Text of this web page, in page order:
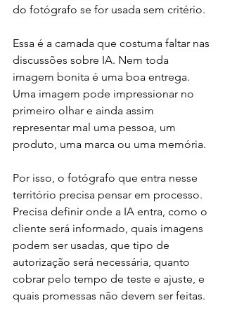
do fotógrafo se for usada sem critério.
Essa é a camada que costuma faltar nas
discussões sobre IA. Nem toda
imagem bonita é uma boa entrega.
Uma imagem pode impressionar no
primeiro olhar e ainda assim
representar mal uma pessoa, um
produto, uma marca ou uma memória.
Por isso, o fotógrafo que entra nesse
território precisa pensar em processo.
Precisa definir onde a IA entra, como o
cliente será informado, quais imagens
podem ser usadas, que tipo de
autorização será necessária, quanto
cobrar pelo tempo de teste e ajuste, e
quais promessas não devem ser feitas.